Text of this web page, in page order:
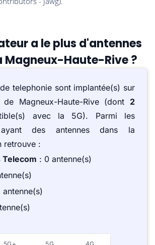
a le plus d'antennes
Magneux-Haute-Rive ?
telephonie sont implantée(s) sur
Magneux-Haute-Rive (dont 2
avec la 5G). Parmi les
ayant des antennes dans la
retrouve :
Telecom : 0 antenne(s)
antenne(s)